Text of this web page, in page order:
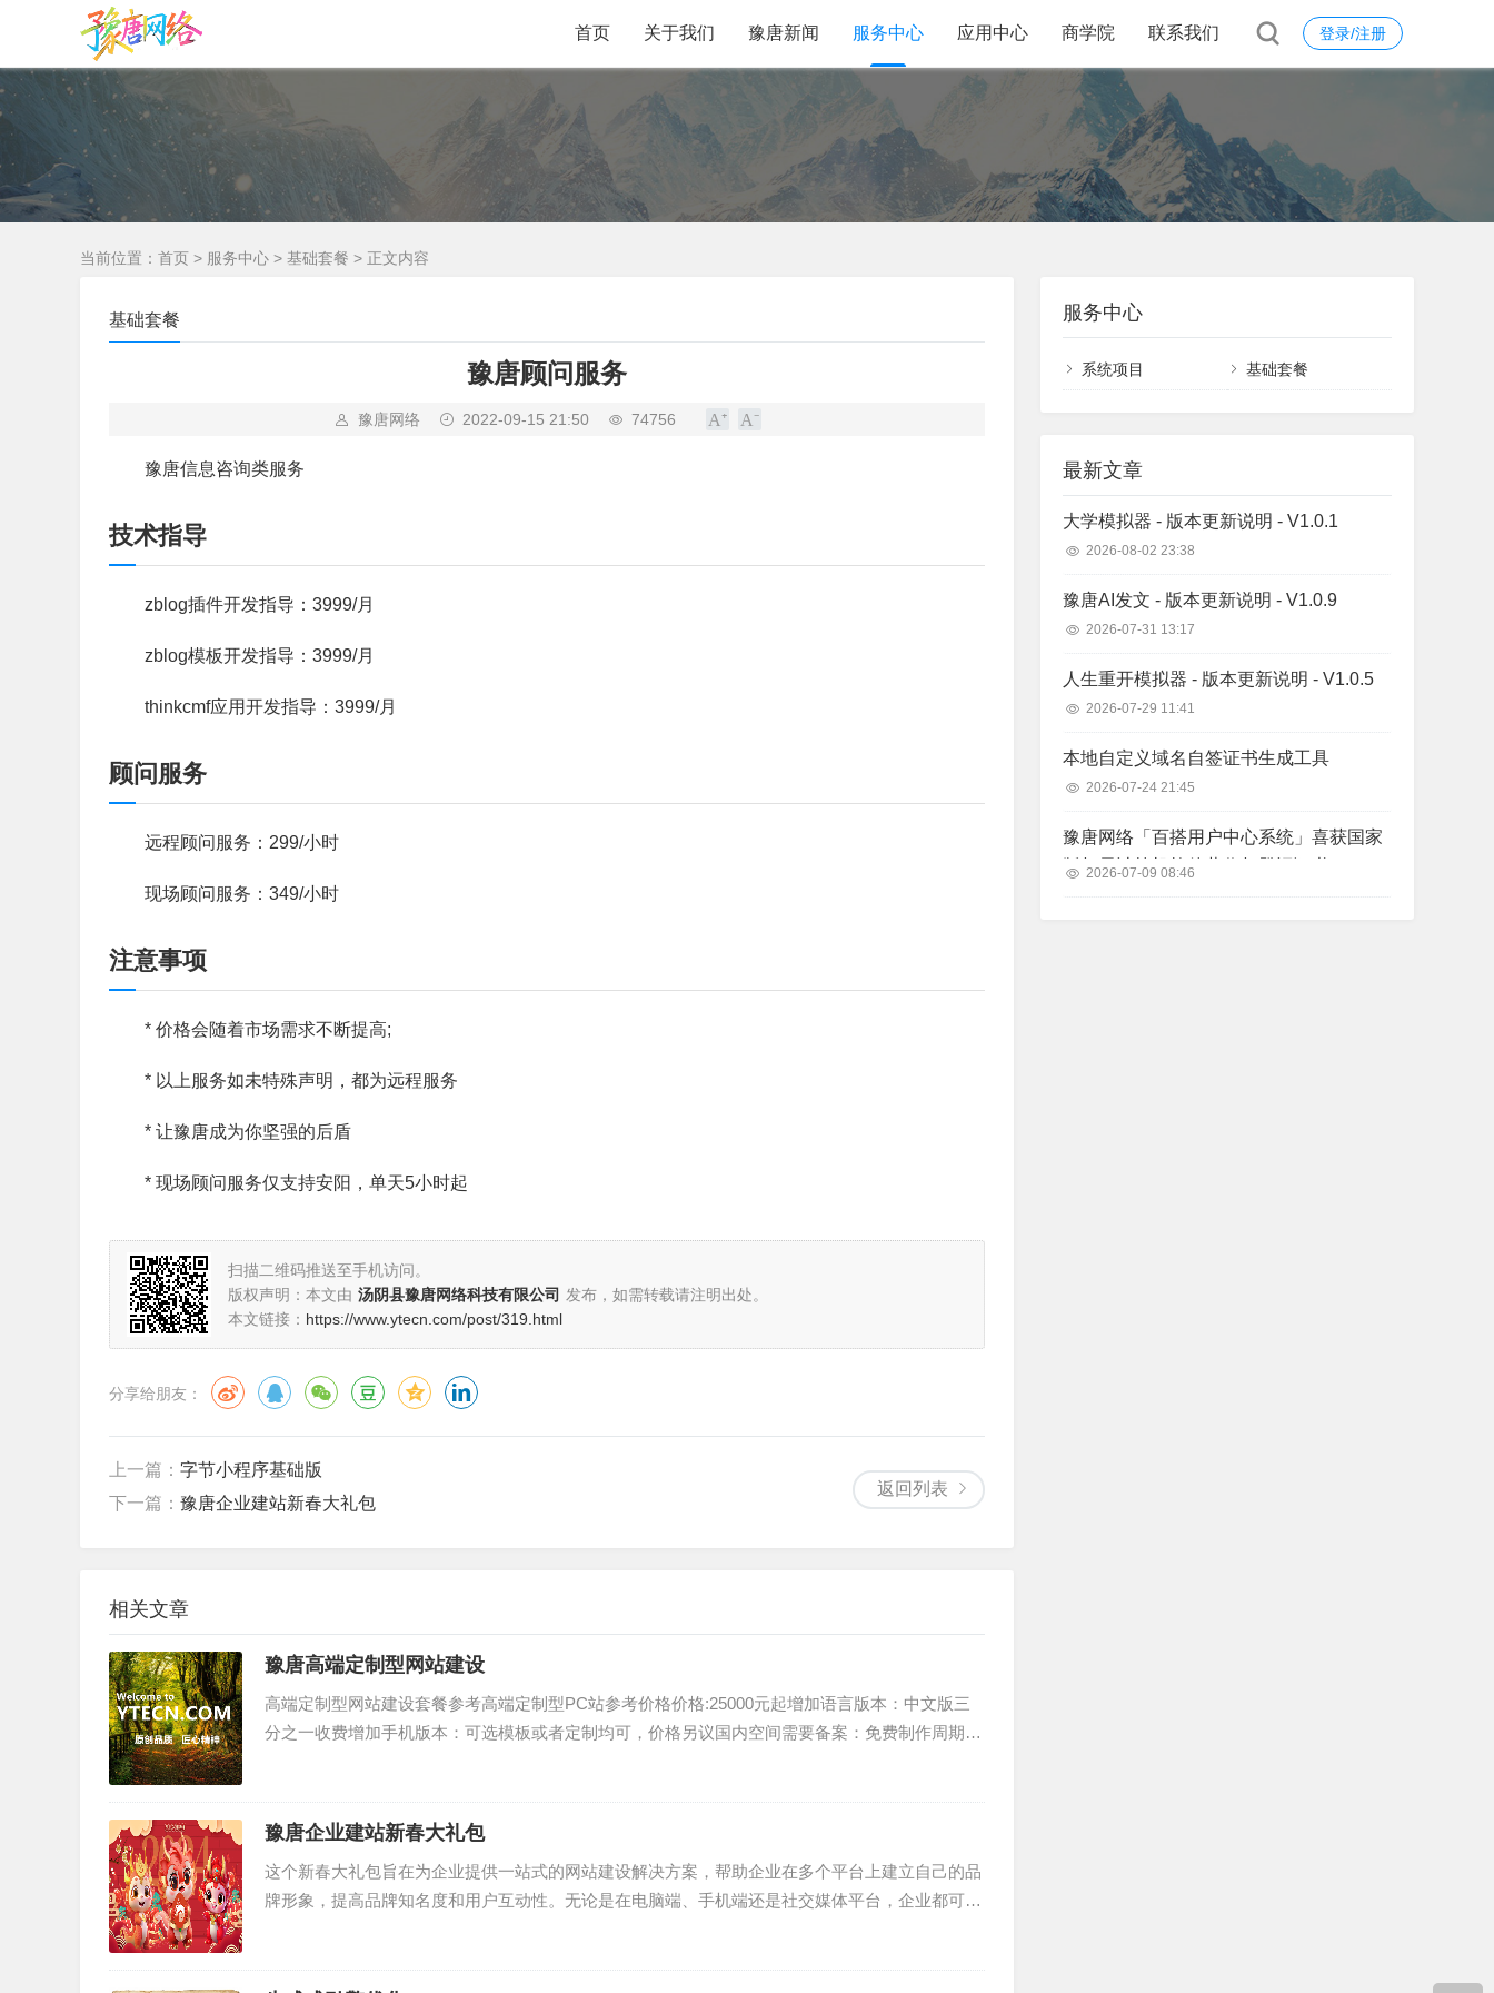
登录/注册
首页 关于我们 豫唐新闻 服务中心 应用中心 商学院 联系我们
当前位置： 首页 > 服务中心 > 基础套餐 > 正文内容
基础套餐
豫唐顾问服务
豫唐网络 2022-09-15 21:50 74756
豫唐信息咨询类服务
技术指导
zblog插件开发指导：3999/月
zblog模板开发指导：3999/月
thinkcmf应用开发指导：3999/月
顾问服务
远程顾问服务：299/小时
现场顾问服务： 349/小时
注意事项
* 价格会随着市场需求不断提高;
* 以上服务如未特殊声明，都为远程服务
* 让豫唐成为你坚强的后盾
* 现场顾问服务仅支持安阳，单天5小时起
扫描二维码推送至手机访问。
版权声明：本文由 汤阴县豫唐网络科技有限公司 发布，如需转载请注明出处。
本文链接： https://www.ytecn.com/post/319.html
分享给朋友：
返回列表
上一篇： 字节小程序基础版
下一篇： 豫唐企业建站新春大礼包
相关文章
豫唐高端定制型网站建设
高端定制型网站建设套餐参考高端定制型PC站参考价格价格:25000元起增加语言版本：中文版三
分之一收费增加手机版本：可选模板或者定制均可，价格另议国内空间需要备案：免费制作周期：
豫唐企业建站新春大礼包
这个新春大礼包旨在为企业提供一站式的网站建设解决方案，帮助企业在多个平台上建立自己的品
牌形象，提高品牌知名度和用户互动性。无论是在电脑端、手机端还是社交媒体平台，企业都可以
服务中心
系统项目 基础套餐
最新文章
大学模拟器 - 版本更新说明 - V1.0.1
2026-08-02 23:38
豫唐AI发文 - 版本更新说明 - V1.0.9
2026-07-31 13:17
人生重开模拟器 - 版本更新说明 - V1.0.5
2026-07-29 11:41
本地自定义域名自签证书生成工具
2026-07-24 21:45
豫唐网络「百搭用户中心系统」喜获国家
版权局计算机软件著作权登记证书
2026-07-09 08:46